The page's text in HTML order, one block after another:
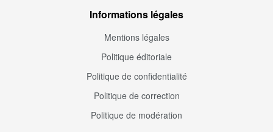
Informations légales
Mentions légales
Politique éditoriale
Politique de confidentialité
Politique de correction
Politique de modération